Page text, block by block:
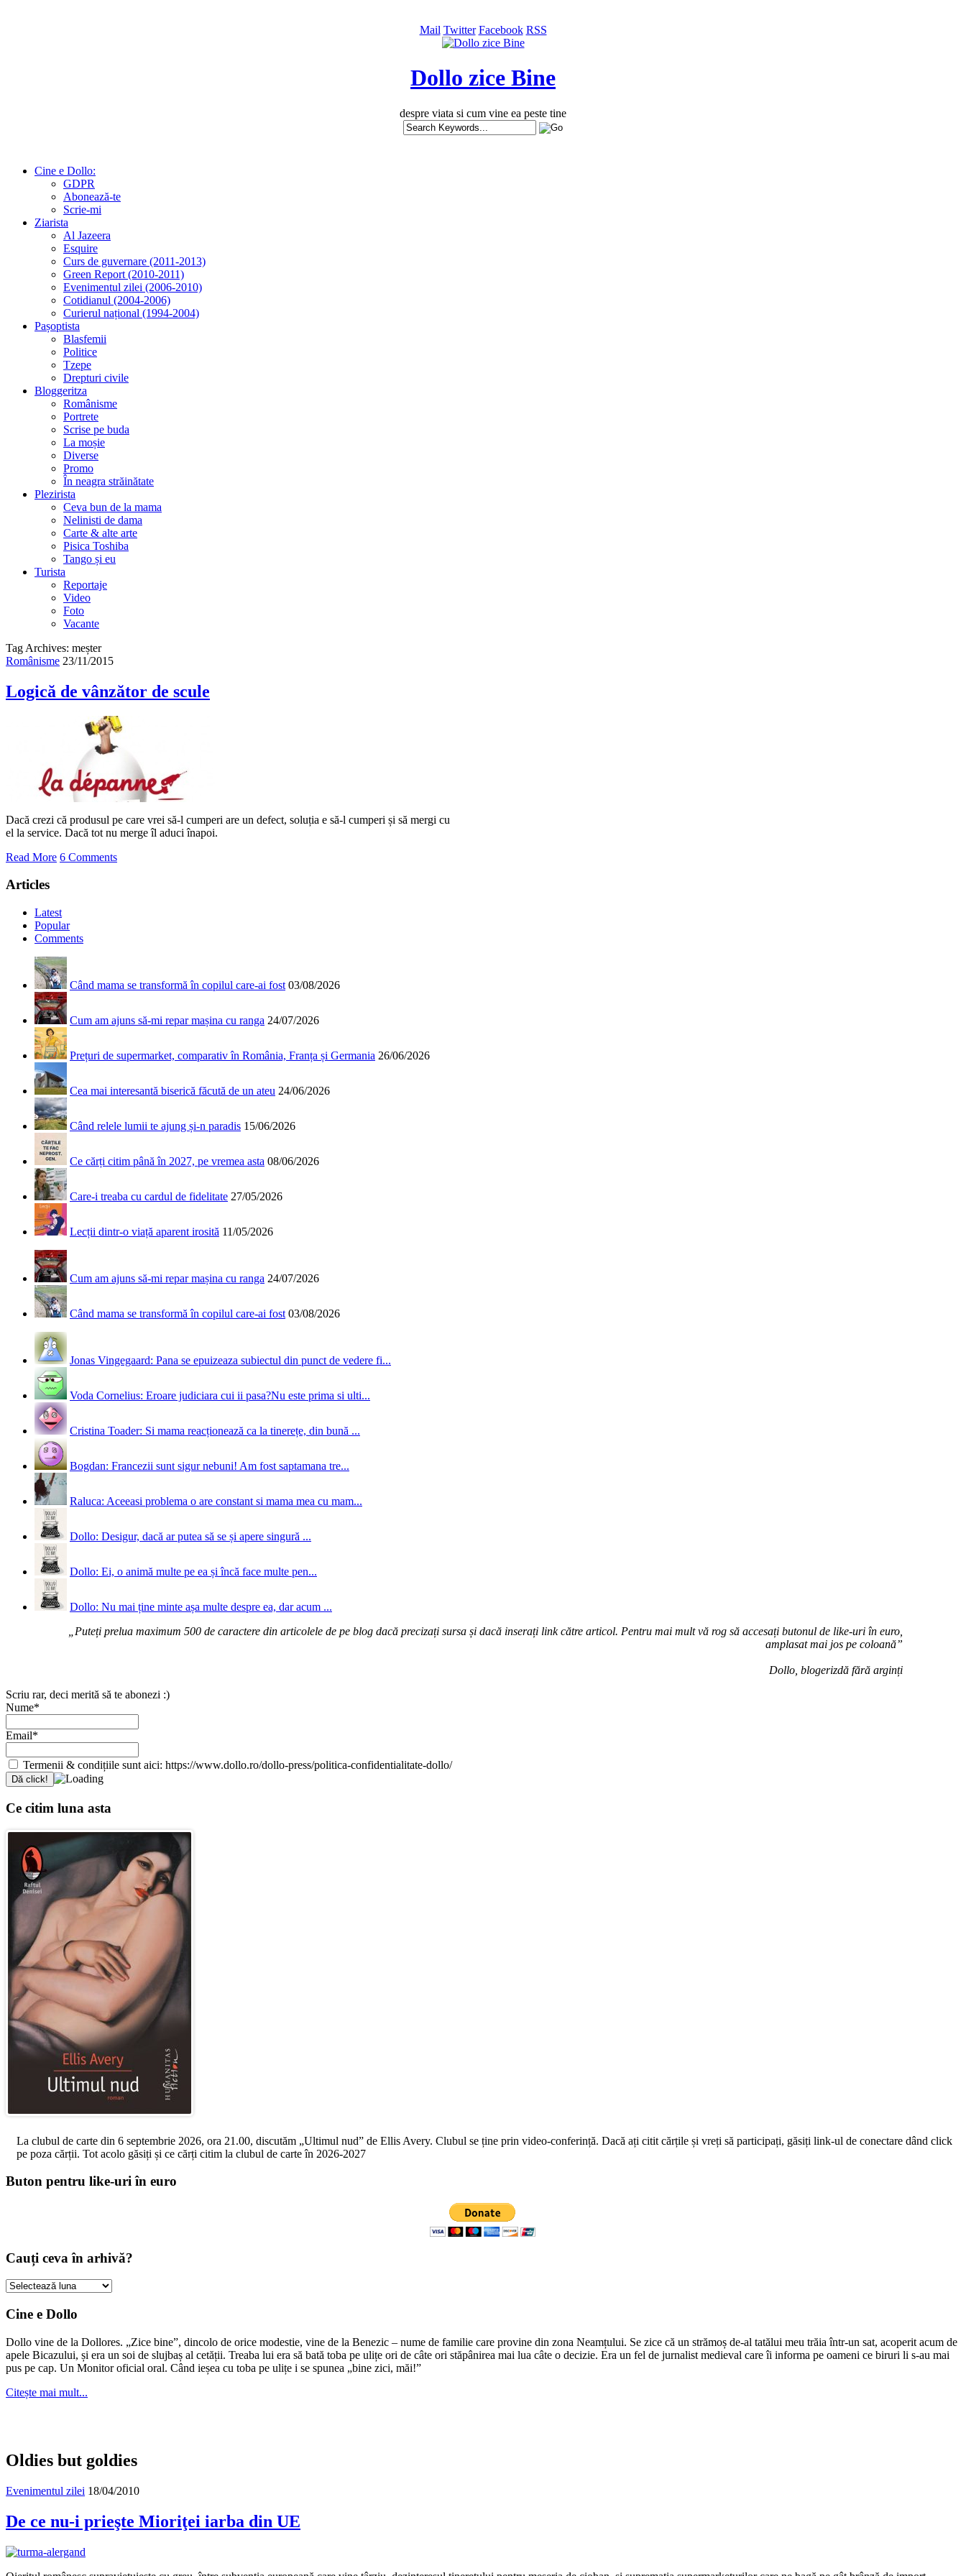
Mail Twitter Facebook RSS
Dollo zice Bine
despre viata si cum vine ea peste tine
Cine e Dollo:
GDPR
Abonează-te
Scrie-mi
Ziarista
Al Jazeera
Esquire
Curs de guvernare (2011-2013)
Green Report (2010-2011)
Evenimentul zilei (2006-2010)
Cotidianul (2004-2006)
Curierul național (1994-2004)
Pașoptista
Blasfemii
Politice
Tzepe
Drepturi civile
Bloggeritza
Românisme
Portrete
Scrise pe buda
La moșie
Diverse
Promo
În neagra străinătate
Plezirista
Ceva bun de la mama
Nelinisti de dama
Carte & alte arte
Pisica Toshiba
Tango și eu
Turista
Reportaje
Video
Foto
Vacante
Tag Archives: meșter
Românisme 23/11/2015
Logică de vânzător de scule
Dacă crezi că produsul pe care vrei să-l cumperi are un defect, soluția e să-l cumperi și să mergi cu
el la service. Dacă tot nu merge îl aduci înapoi.
Read More 6 Comments
Articles
Latest
Popular
Comments
Când mama se transformă în copilul care-ai fost 03/08/2026
Cum am ajuns să-mi repar mașina cu ranga 24/07/2026
Prețuri de supermarket, comparativ în România, Franța și Germania 26/06/2026
Cea mai interesantă biserică făcută de un ateu 24/06/2026
Când relele lumii te ajung și-n paradis 15/06/2026
Ce cărți citim până în 2027, pe vremea asta 08/06/2026
Care-i treaba cu cardul de fidelitate 27/05/2026
Lecții dintr-o viață aparent irosită 11/05/2026
Cum am ajuns să-mi repar mașina cu ranga 24/07/2026
Când mama se transformă în copilul care-ai fost 03/08/2026
Jonas Vingegaard: Pana se epuizeaza subiectul din punct de vedere fi...
Voda Cornelius: Eroare judiciara cui ii pasa?Nu este prima si ulti...
Cristina Toader: Si mama reacționează ca la tinerețe, din bună ...
Bogdan: Francezii sunt sigur nebuni! Am fost saptamana tre...
Raluca: Aceeasi problema o are constant si mama mea cu mam...
Dollo: Desigur, dacă ar putea să se și apere singură ...
Dollo: Ei, o animă multe pe ea și încă face multe pen...
Dollo: Nu mai ține minte așa multe despre ea, dar acum ...
„Puteți prelua maximum 500 de caractere din articolele de pe blog dacă precizați sursa și dacă inserați link către articol. Pentru mai mult vă rog să accesați butonul de like-uri în euro,
amplasat mai jos pe coloană”
Dollo, blogerizdă fără arginți
Scriu rar, deci merită să te abonezi :)
Nume*
Email*
Termenii & condițiile sunt aici: https://www.dollo.ro/dollo-press/politica-confidentialitate-dollo/
Ce citim luna asta
La clubul de carte din 6 septembrie 2026, ora 21.00, discutăm „Ultimul nud” de Ellis Avery. Clubul se ține prin video-conferință. Dacă ați citit cărțile și vreți să participați, găsiți link-ul de conectare dând click
pe poza cărții. Tot acolo găsiți și ce cărți citim la clubul de carte în 2026-2027
Buton pentru like-uri în euro
Cauți ceva în arhivă?
Cauți
în
Cine e Dollo
Dollo vine de la Dollores. „Zice bine”, dincolo de orice modestie, vine de la Benezic – nume de familie care provine din zona Neamțului. Se zice că un strămoș de-al tatălui meu trăia într-un sat, acoperit acum de
apele Bicazului, și era un soi de slujbaș al cetății. Treaba lui era să bată toba pe ulițe ori de câte ori stăpânirea mai lua câte o decizie. Era un fel de jurnalist medieval care îi informa pe oameni ce biruri li s-au mai
pus pe cap. Un Monitor oficial oral. Când ieșea cu toba pe ulițe i se spunea „bine zici, măi!”
Citește mai mult...
Oldies but goldies
Evenimentul zilei 18/04/2010
De ce nu-i prieşte Mioriţei iarba din UE